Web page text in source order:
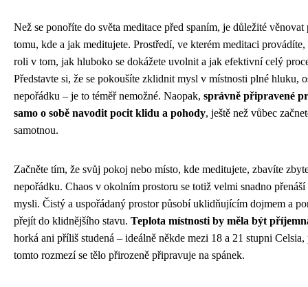
Než se ponoříte do světa meditace před spaním, je důležité věnovat
tomu, kde a jak meditujete. Prostředí, ve kterém meditaci provádíte,
roli v tom, jak hluboko se dokážete uvolnit a jak efektivní celý
Představte si, že se pokoušíte zklidnit mysl v místnosti plné hluku,
nepořádku – je to téměř nemožné. Naopak, správně připravené
samo o sobě navodit pocit klidu a pohody, ještě než vůbec
samotnou.
Začněte tím, že svůj pokoj nebo místo, kde meditujete, zbavíte
nepořádku. Chaos v okolním prostoru se totiž velmi snadno přenáší
mysli. Čistý a uspořádaný prostor působí uklidňujícím dojmem a
přejít do klidnějšího stavu. Teplota místnosti by měla být
horká ani příliš studená – ideálně někde mezi 18 a 21 stupni
tomto rozmezí se tělo přirozeně připravuje na spánek.